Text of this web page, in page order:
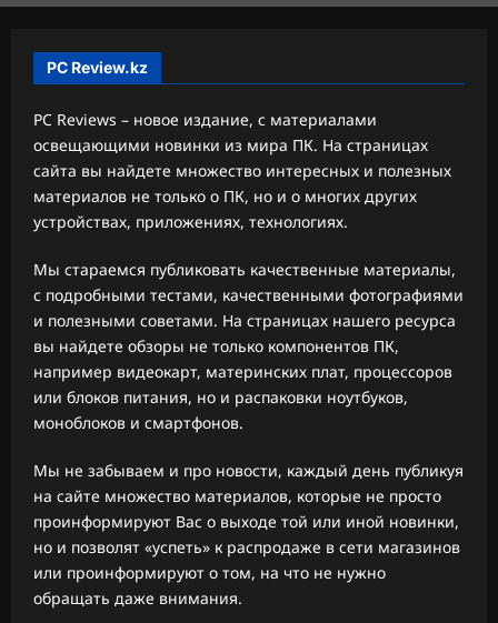
PC Review.kz
PC Reviews – новое издание, с материалами
освещающими новинки из мира ПК. На страницах
сайта вы найдете множество интересных и полезных
материалов не только о ПК, но и о многих других
устройствах, приложениях, технологиях.
Мы стараемся публиковать качественные материалы,
с подробными тестами, качественными фотографиями
и полезными советами. На страницах нашего ресурса
вы найдете обзоры не только компонентов ПК,
например видеокарт, материнских плат, процессоров
или блоков питания, но и распаковки ноутбуков,
моноблоков и смартфонов.
Мы не забываем и про новости, каждый день публикуя
на сайте множество материалов, которые не просто
проинформируют Вас о выходе той или иной новинки,
но и позволят «успеть» к распродаже в сети магазинов
или проинформируют о том, на что не нужно
обращать даже внимания.